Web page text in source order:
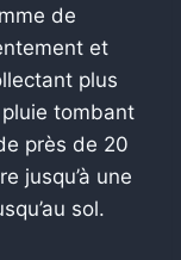
de
et
plus
tombant
près de 20
jusqu’à une
sol.